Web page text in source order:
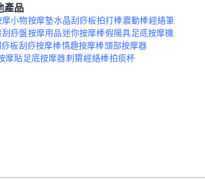
產品
摩小物按摩墊水晶刮痧板拍打棒震動棒經絡筆
刮痧盤按摩用品迷你按摩棒假陽具足底按摩機
板刮痧按摩棒情趣按摩棒頭部按摩器
摩貼足底按摩器刺猬經絡棒拍痰杯